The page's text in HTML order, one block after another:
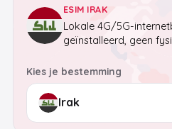
ESIM IRAK
Lokale 4G/5G-
geïnstalleerd, geen
Kies je bestemming